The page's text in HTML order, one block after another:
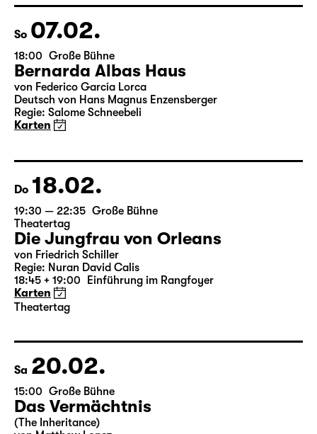
18:45 + 19:00 Einführung im Rangfoyer
Karten
So 07.02.
18:00 Große Bühne
Bernarda Albas Haus
Regie: Salome Schneebeli
Karten
Do 18.02.
19:30 — 22:35 Große Bühne
Theatertag
Die Jungfrau von Orleans
von Friedrich Schiller
Karten
Theatertag
Sa 20.02.